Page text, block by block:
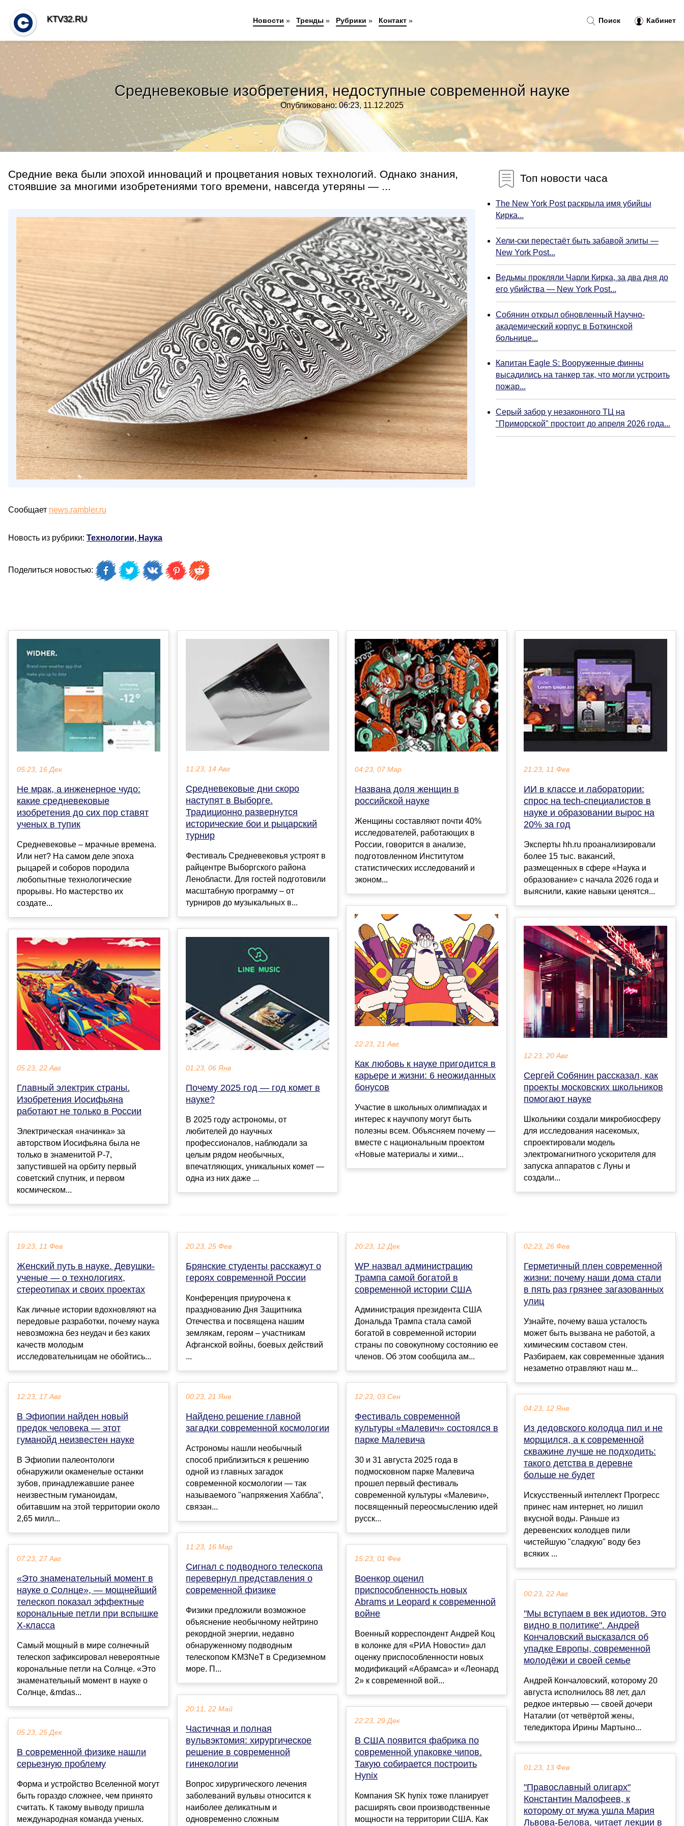
Средневековые изобретения, недоступные современной науке
Опубликовано: 06:23, 11.12.2025
Средние века были эпохой инноваций и процветания новых технологий. Однако знания,
стоявшие за многими изобретениями того времени, навсегда утеряны — ...
Сообщает news.rambler.ru
Новость из рубрики: Технологии, Наука
Поделиться новостью:
Топ новости часа
The New York Post раскрыла имя убийцы
Кирка...
Хели-ски перестаёт быть забавой элиты —
New York Post...
Ведьмы прокляли Чарли Кирка, за два дня до
его убийства — New York Post...
Собянин открыл обновленный Научно-
академический корпус в Боткинской
больнице...
Капитан Eagle S: Вооруженные финны
высадились на танкер так, что могли устроить
пожар...
Серый забор у незаконного ТЦ на
"Приморской" простоит до апреля 2026 года...
05:23, 16 Дек
Не мрак, а инженерное чудо:
какие средневековые
изобретения до сих пор ставят
ученых в тупик
Средневековье – мрачные времена.
Или нет? На самом деле эпоха
рыцарей и соборов породила
любопытные технологические
прорывы. Но мастерство их
создате...
05:23, 22 Авг
Главный электрик страны.
Изобретения Иосифьяна
работают не только в России
Электрическая «начинка» за
авторством Иосифьяна была не
только в знаменитой Р-7,
запустившей на орбиту первый
советский спутник, и первом
космическом...
11:23, 14 Авг
Средневековые дни скоро
наступят в Выборге.
Традиционно развернутся
исторические бои и рыцарский
турнир
Фестиваль Средневековья устроят в
райцентре Выборгского района
Ленобласти. Для гостей подготовили
масштабную программу – от
турниров до музыкальных в...
01:23, 06 Янв
Почему 2025 год — год комет в
науке?
В 2025 году астрономы, от
любителей до научных
профессионалов, наблюдали за
целым рядом необычных,
впечатляющих, уникальных комет —
одна из них даже ...
04:23, 07 Мар
Названа доля женщин в
российской науке
Женщины составляют почти 40%
исследователей, работающих в
России, говорится в анализе,
подготовленном Институтом
статистических исследований и
эконом...
22:23, 21 Авг
Как любовь к науке пригодится в
карьере и жизни: 6 неожиданных
бонусов
Участие в школьных олимпиадах и
интерес к научпопу могут быть
полезны всем. Объясняем почему —
вместе с национальным проектом
«Новые материалы и хими...
21:23, 11 Фев
ИИ в классе и лаборатории:
спрос на tech-специалистов в
науке и образовании вырос на
20% за год
Эксперты hh.ru проанализировали
более 15 тыс. вакансий,
размещенных в сфере «Наука и
образование» с начала 2026 года и
выяснили, какие навыки ценятся...
12:23, 20 Авг
Сергей Собянин рассказал, как
проекты московских школьников
помогают науке
Школьники создали микробиосферу
для исследования насекомых,
спроектировали модель
электромагнитного ускорителя для
запуска аппаратов с Луны и
создали...
19:23, 11 Фев
Женский путь в науке. Девушки-
ученые — о технологиях,
стереотипах и своих проектах
Как личные истории вдохновляют на
передовые разработки, почему наука
невозможна без неудач и без каких
качеств молодым
исследовательницам не обойтись...
12:23, 17 Авг
В Эфиопии найден новый
предок человека — этот
гуманойд неизвестен науке
В Эфиопии палеонтологи
обнаружили окаменелые останки
зубов, принадлежавшие ранее
неизвестным гуманоидам,
обитавшим на этой территории около
2,65 милл...
07:23, 27 Авг
«Это знаменательный момент в
науке о Солнце», — мощнейший
телескоп показал эффектные
корональные петли при вспышке
X-класса
Самый мощный в мире солнечный
телескоп зафиксировал невероятные
корональные петли на Солнце. «Это
знаменательный момент в науке о
Солнце, &mdas...
05:23, 25 Дек
В современной физике нашли
серьезную проблему
Форма и устройство Вселенной могут
быть гораздо сложнее, чем принято
считать. К такому выводу пришла
международная команда ученых.
20:23, 25 Фев
Брянские студенты расскажут о
героях современной России
Конференция приурочена к
празднованию Дня Защитника
Отечества и посвящена нашим
землякам, героям – участникам
Афганской войны, боевых действий
...
00:23, 21 Янв
Найдено решение главной
загадки современной космологии
Астрономы нашли необычный
способ приблизиться к решению
одной из главных загадок
современной космологии — так
называемого "напряжения Хаббла",
связан...
11:23, 16 Мар
Сигнал с подводного телескопа
перевернул представления о
современной физике
Физики предложили возможное
объяснение необычному нейтрино
рекордной энергии, недавно
обнаруженному подводным
телескопом KM3NeT в Средиземном
море. П...
20:11, 22 Май
Частичная и полная
вульвэктомия: хирургическое
решение в современной
гинекологии
Вопрос хирургического лечения
заболеваний вульвы относится к
наиболее деликатным и
одновременно сложным
20:23, 12 Дек
WP назвал администрацию
Трампа самой богатой в
современной истории США
Администрация президента США
Дональда Трампа стала самой
богатой в современной истории
страны по совокупному состоянию ее
членов. Об этом сообщила ам...
12:23, 03 Сен
Фестиваль современной
культуры «Малевич» состоялся в
парке Малевича
30 и 31 августа 2025 года в
подмосковном парке Малевича
прошел первый фестиваль
современной культуры «Малевич»,
посвященный переосмыслению идей
русск...
15:23, 01 Фев
Военкор оценил
приспособленность новых
Abrams и Leopard к современной
войне
Военный корреспондент Андрей Коц
в колонке для «РИА Новости» дал
оценку приспособленности новых
модификаций «Абрамса» и «Леонард
2» к современной вой...
22:23, 29 Дек
В США появится фабрика по
современной упаковке чипов.
Такую собирается построить
Hynix
Компания SK hynix тоже планирует
расширять свои производственные
мощности на территории США. Как
02:23, 26 Фев
Герметичный плен современной
жизни: почему наши дома стали
в пять раз грязнее загазованных
улиц
Узнайте, почему ваша усталость
может быть вызвана не работой, а
химическим составом стен.
Разбираем, как современные здания
незаметно отравляют наш м...
04:23, 12 Янв
Из дедовского колодца пил и не
морщился, а к современной
скважине лучше не подходить:
такого детства в деревне
больше не будет
Искусственный интеллект Прогресс
принес нам интернет, но лишил
вкусной воды. Раньше из
деревенских колодцев пили
чистейшую "сладкую" воду без
всяких ...
00:23, 22 Авг
"Мы вступаем в век идиотов. Это
видно в политике". Андрей
Кончаловский высказался об
упадке Европы, современной
молодёжи и своей семье
Андрей Кончаловский, которому 20
августа исполнилось 88 лет, дал
редкое интервью — своей дочери
Наталии (от четвёртой жены,
теледиктора Ирины Мартыно...
01:23, 13 Фев
"Православный олигарх"
Константин Малофеев, к
которому от мужа ушла Мария
Львова-Белова, читает лекции в
Поиск Кабинет
KTV32.RU Новости » Тренды » Рубрики » Контакт»